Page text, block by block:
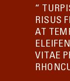
“
RISUS
AT
VITAE